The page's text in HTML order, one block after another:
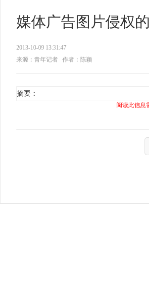
媒体广告图片侵权
2013-10-09 13:31:47
来源：青年记者
作者：陈颖
摘要：
阅读此信息